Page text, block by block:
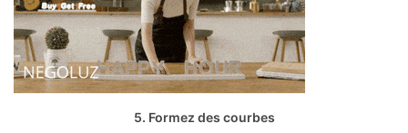
5. Formez des courbes